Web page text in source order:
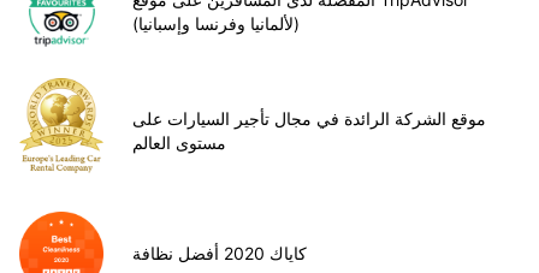
(لألمانيا وفرنسا وإسبانيا)
موقع الشركة الرائدة في مجال تأجير السيارات على
مستوى العالم
كاياك 2020 أفضل نظافة